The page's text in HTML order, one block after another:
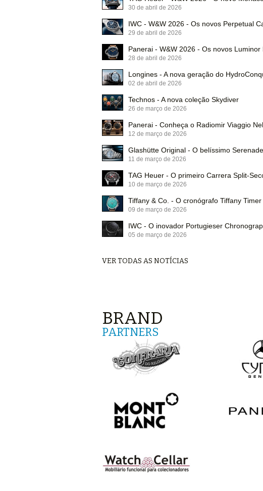
30 de abril de 2026
IWC - W&W 2026 - Os novos Perpetual
29 de abril de 2026
Panerai - W&W 2026 - Os novos Luminor
28 de abril de 2026
Longines - A nova geração do
02 de abril de 2026
Technos - A nova coleção Skydiver
26 de março de 2026
Panerai - Conheça o Radiomir Viaggio
12 de março de 2026
Glashütte Original - O belíssimo
11 de março de 2026
TAG Heuer - O primeiro Carrera Split-
10 de março de 2026
Tiffany & Co. - O cronógrafo Tiffany Timer
09 de março de 2026
IWC - O inovador Portugieser
05 de março de 2026
VER TODAS AS NOTÍCIAS
BRAND
PARTNERS